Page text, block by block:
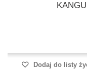
Dodaj do listy